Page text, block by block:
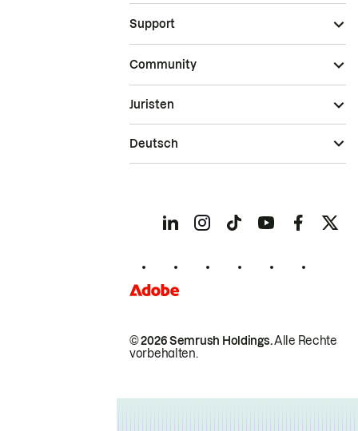
Support
Community
© 2026 Semrush Holdings.Alle Rechte
vorbehalten.
Juristen
Deutsch